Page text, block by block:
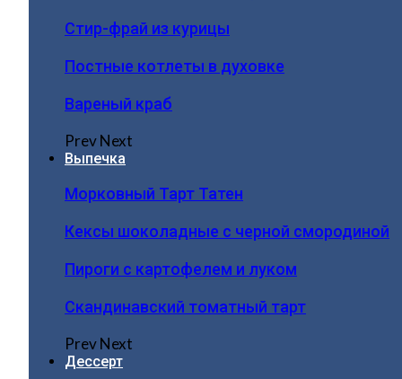
Стир-фрай из курицы
Постные котлеты в духовке
Вареный краб
PrevNext
Выпечка
Морковный Тарт Татен
Кексы шоколадные с черной смородиной
Пироги c картофелем и луком
Скандинавский томатный тарт
PrevNext
Дессерт